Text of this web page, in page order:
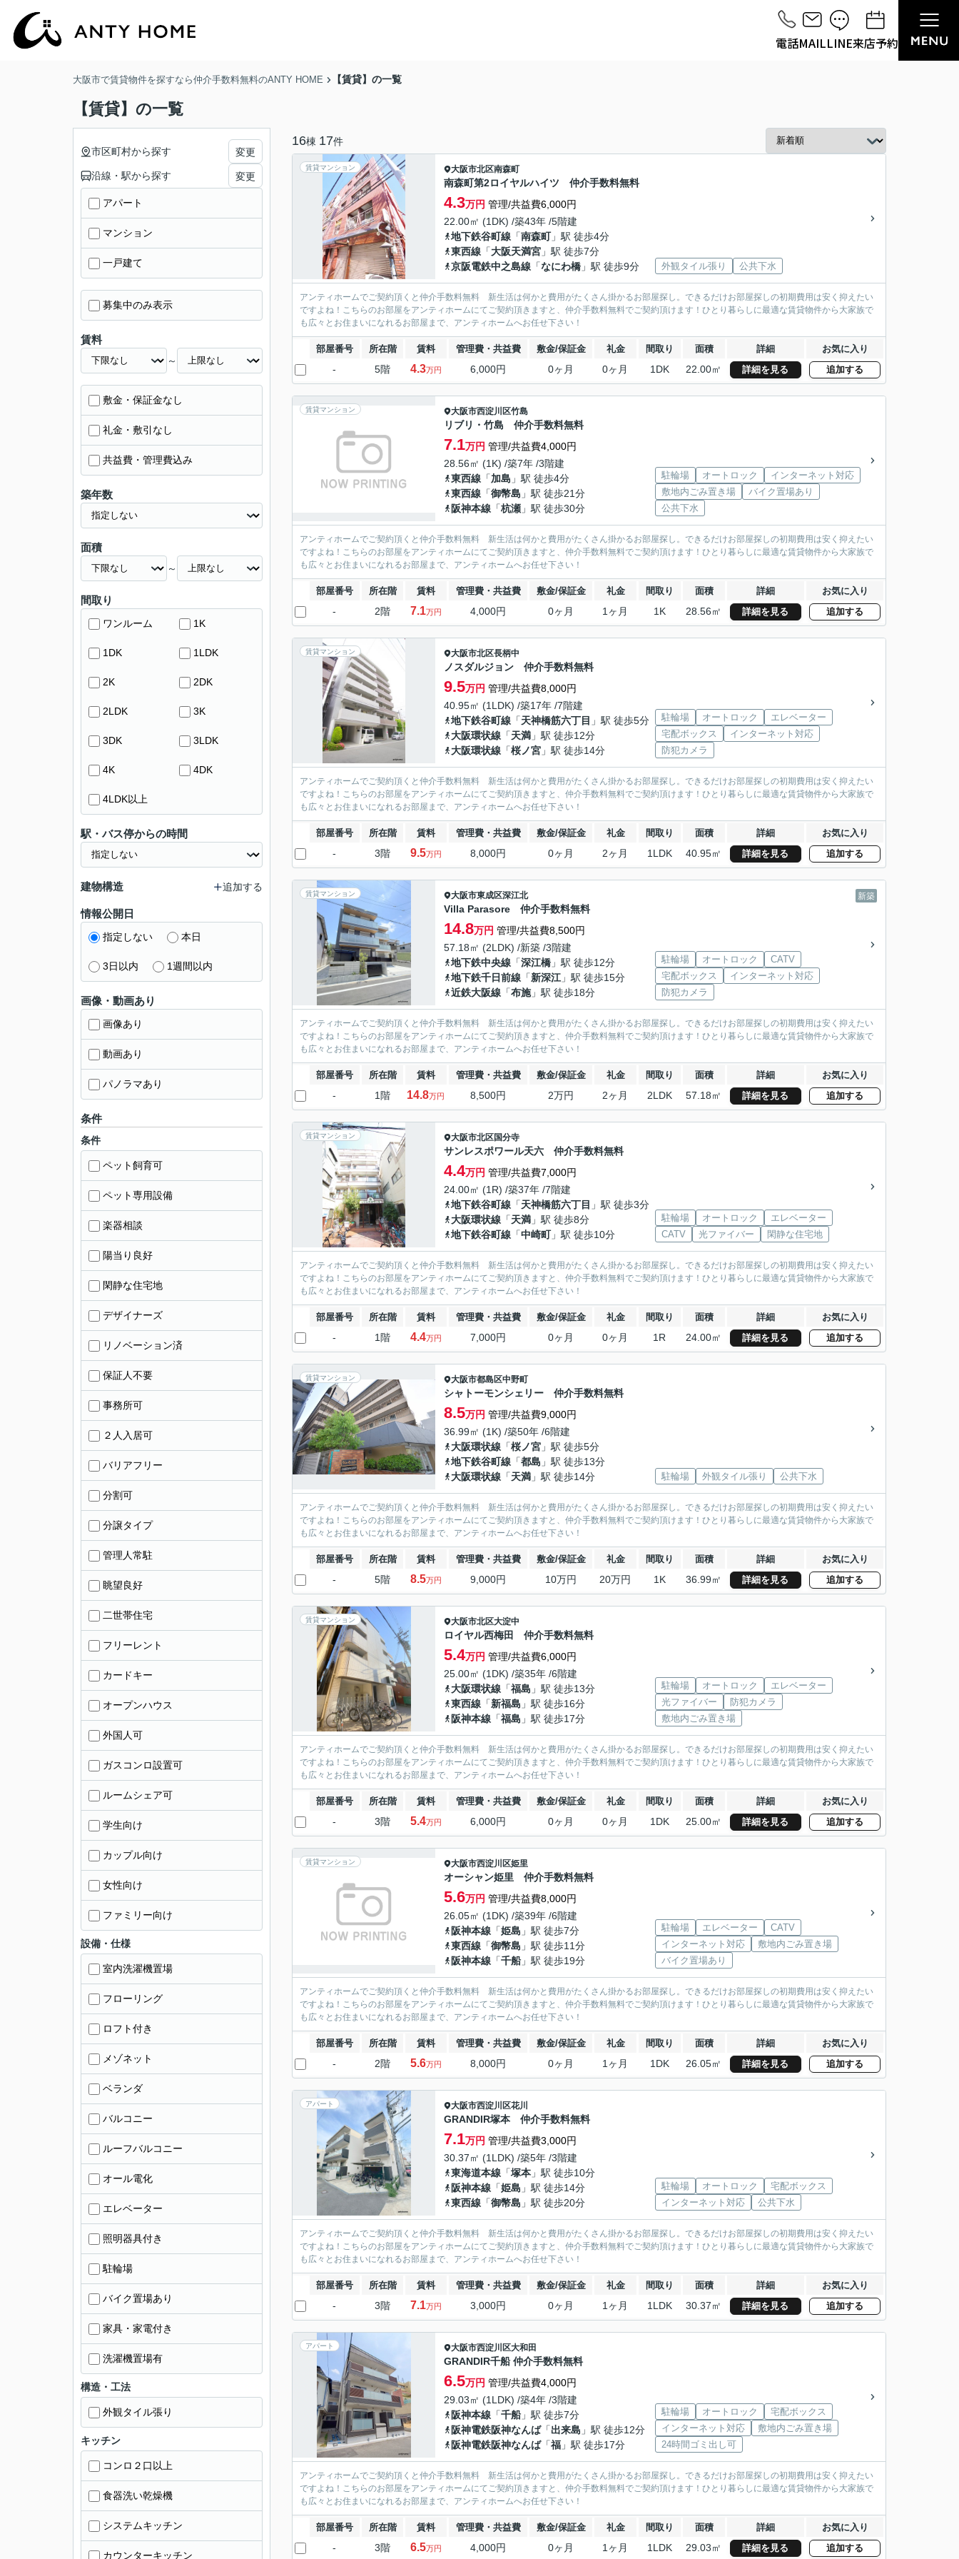
電話MAILLINE来店予約
大阪市で賃貸物件を探すなら仲介手数料無料のANTY HOME 【賃貸】の一覧
【賃貸】の一覧
16棟 17件
賃貸マンション 大阪市北区南森町
南森町第2ロイヤルハイツ 仲介手数料無料
4.3万円 管理/共益費6,000円
22.00㎡ (1DK) /築43年 /5階建
地下鉄谷町線 「南森町」駅 徒歩4分
東西線 「大阪天満宮 」駅 徒歩7分
京阪電鉄中之島線 「なにわ橋 」駅 徒歩9分 外観タイル張り 公共下水
アンティホームでご契約頂くと仲介手数料無料 新生活は何かと費用がたくさん掛かるお部屋探し。できるだけお部屋探しの初期費用は安く抑えたい
ですよね！こちらのお部屋をアンティホームにてご契約頂きますと、仲介手数料無料でご契約頂けます！ひとり暮らしに最適な賃貸物件から大家族で
も広々とお住まいになれるお部屋まで、アンティホームへお任せ下さい！
部屋番号 所在階 賃料 管理費・共益費 敷金/保証金 礼金 間取り 面積 詳細 お気に入り
- 5階 4.3万円 6,000円 0ヶ月 0ヶ月 1DK 22.00㎡ 詳細を見る 追加する
賃貸マンション 大阪市西淀川区竹島
リブリ・竹島 仲介手数料無料
7.1万円 管理/共益費4,000円
28.56㎡ (1K) /築7年 /3階建
東西線 「加島 」駅 徒歩4分
東西線 「御幣島 」駅 徒歩21分
阪神本線 「杭瀬 」駅 徒歩30分
駐輪場 オートロック
インターネット対応
敷地内ごみ置き場
バイク置場あり
公共下水
アンティホームでご契約頂くと仲介手数料無料 新生活は何かと費用がたくさん掛かるお部屋探し。できるだけお部屋探しの初期費用は安く抑えたい
ですよね！こちらのお部屋をアンティホームにてご契約頂きますと、仲介手数料無料でご契約頂けます！ひとり暮らしに最適な賃貸物件から大家族で
も広々とお住まいになれるお部屋まで、アンティホームへお任せ下さい！
部屋番号 所在階 賃料 管理費・共益費 敷金/保証金 礼金 間取り 面積 詳細 お気に入り
- 2階 7.1万円 4,000円 0ヶ月 1ヶ月 1K 28.56㎡ 詳細を見る 追加する
賃貸マンション 大阪市北区長柄中
ノスダルジョン 仲介手数料無料
9.5万円 管理/共益費8,000円
40.95㎡ (1LDK) /築17年 /7階建
地下鉄谷町線 「天神橋筋六丁目 」駅 徒歩5分
大阪環状線 「天満 」駅 徒歩12分
大阪環状線 「桜ノ宮 」駅 徒歩14分
駐輪場 オートロック
エレベーター
宅配ボックス
インターネット対応
防犯カメラ
アンティホームでご契約頂くと仲介手数料無料 新生活は何かと費用がたくさん掛かるお部屋探し。できるだけお部屋探しの初期費用は安く抑えたい
ですよね！こちらのお部屋をアンティホームにてご契約頂きますと、仲介手数料無料でご契約頂けます！ひとり暮らしに最適な賃貸物件から大家族で
も広々とお住まいになれるお部屋まで、アンティホームへお任せ下さい！
部屋番号 所在階 賃料 管理費・共益費 敷金/保証金 礼金 間取り 面積 詳細 お気に入り
- 3階 9.5万円 8,000円 0ヶ月 2ヶ月 1LDK 40.95㎡ 詳細を見る 追加する
賃貸マンション 新築
大阪市東成区深江北
Villa Parasore 仲介手数料無料
14.8万円 管理/共益費8,500円
57.18㎡ (2LDK) /新築 /3階建
地下鉄中央線 「深江橋 」駅 徒歩12分
地下鉄千日前線 「新深江 」駅 徒歩15分
近鉄大阪線 「布施」駅 徒歩18分
駐輪場 オートロック
CATV
宅配ボックス
インターネット対応
防犯カメラ
アンティホームでご契約頂くと仲介手数料無料 新生活は何かと費用がたくさん掛かるお部屋探し。できるだけお部屋探しの初期費用は安く抑えたい
ですよね！こちらのお部屋をアンティホームにてご契約頂きますと、仲介手数料無料でご契約頂けます！ひとり暮らしに最適な賃貸物件から大家族で
も広々とお住まいになれるお部屋まで、アンティホームへお任せ下さい！
部屋番号 所在階 賃料 管理費・共益費 敷金/保証金 礼金 間取り 面積 詳細 お気に入り
- 1階 14.8万円 8,500円 2万円 2ヶ月 2LDK 57.18㎡ 詳細を見る 追加する
賃貸マンション 大阪市北区国分寺
サンレスポワール天六 仲介手数料無料
4.4万円 管理/共益費7,000円
24.00㎡ (1R) /築37年 /7階建
地下鉄谷町線 「天神橋筋六丁目 」駅 徒歩3分
大阪環状線 「天満 」駅 徒歩8分
地下鉄谷町線 「中崎町」駅 徒歩10分
駐輪場 オートロック
エレベーター
CATV
光ファイバー 閑静な住宅地
アンティホームでご契約頂くと仲介手数料無料 新生活は何かと費用がたくさん掛かるお部屋探し。できるだけお部屋探しの初期費用は安く抑えたい
ですよね！こちらのお部屋をアンティホームにてご契約頂きますと、仲介手数料無料でご契約頂けます！ひとり暮らしに最適な賃貸物件から大家族で
も広々とお住まいになれるお部屋まで、アンティホームへお任せ下さい！
部屋番号 所在階 賃料 管理費・共益費 敷金/保証金 礼金 間取り 面積 詳細 お気に入り
- 1階 4.4万円 7,000円 0ヶ月 0ヶ月 1R 24.00㎡ 詳細を見る 追加する
賃貸マンション 大阪市都島区中野町
シャトーモンシェリー 仲介手数料無料
8.5万円 管理/共益費9,000円
36.99㎡ (1K) /築50年 /6階建
大阪環状線 「桜ノ宮 」駅 徒歩5分
地下鉄谷町線 「都島 」駅 徒歩13分
大阪環状線 「天満 」駅 徒歩14分 駐輪場 外観タイル張り 公共下水
アンティホームでご契約頂くと仲介手数料無料 新生活は何かと費用がたくさん掛かるお部屋探し。できるだけお部屋探しの初期費用は安く抑えたい
ですよね！こちらのお部屋をアンティホームにてご契約頂きますと、仲介手数料無料でご契約頂けます！ひとり暮らしに最適な賃貸物件から大家族で
も広々とお住まいになれるお部屋まで、アンティホームへお任せ下さい！
部屋番号 所在階 賃料 管理費・共益費 敷金/保証金 礼金 間取り 面積 詳細 お気に入り
- 5階 8.5万円 9,000円 10万円 20万円 1K 36.99㎡ 詳細を見る 追加する
賃貸マンション 大阪市北区大淀中
ロイヤル西梅田 仲介手数料無料
5.4万円 管理/共益費6,000円
25.00㎡ (1DK) /築35年 /6階建
大阪環状線 「福島 」駅 徒歩13分
東西線 「新福島 」駅 徒歩16分
阪神本線 「福島 」駅 徒歩17分
駐輪場 オートロック
エレベーター
光ファイバー
防犯カメラ
敷地内ごみ置き場
アンティホームでご契約頂くと仲介手数料無料 新生活は何かと費用がたくさん掛かるお部屋探し。できるだけお部屋探しの初期費用は安く抑えたい
ですよね！こちらのお部屋をアンティホームにてご契約頂きますと、仲介手数料無料でご契約頂けます！ひとり暮らしに最適な賃貸物件から大家族で
も広々とお住まいになれるお部屋まで、アンティホームへお任せ下さい！
部屋番号 所在階 賃料 管理費・共益費 敷金/保証金 礼金 間取り 面積 詳細 お気に入り
- 3階 5.4万円 6,000円 0ヶ月 0ヶ月 1DK 25.00㎡ 詳細を見る 追加する
賃貸マンション 大阪市西淀川区姫里
オーシャン姫里 仲介手数料無料
5.6万円 管理/共益費8,000円
26.05㎡ (1DK) /築39年 /6階建
阪神本線 「姫島 」駅 徒歩7分
東西線 「御幣島 」駅 徒歩11分
阪神本線 「千船」駅 徒歩19分
駐輪場 エレベーター
CATV
インターネット対応
敷地内ごみ置き場
バイク置場あり
アンティホームでご契約頂くと仲介手数料無料 新生活は何かと費用がたくさん掛かるお部屋探し。できるだけお部屋探しの初期費用は安く抑えたい
ですよね！こちらのお部屋をアンティホームにてご契約頂きますと、仲介手数料無料でご契約頂けます！ひとり暮らしに最適な賃貸物件から大家族で
も広々とお住まいになれるお部屋まで、アンティホームへお任せ下さい！
部屋番号 所在階 賃料 管理費・共益費 敷金/保証金 礼金 間取り 面積 詳細 お気に入り
- 2階 5.6万円 8,000円 0ヶ月 1ヶ月 1DK 26.05㎡ 詳細を見る 追加する
アパート 大阪市西淀川区花川
GRANDIR塚本 仲介手数料無料
7.1万円 管理/共益費3,000円
30.37㎡ (1LDK) /築5年 /3階建
東海道本線 「塚本 」駅 徒歩10分
阪神本線 「姫島 」駅 徒歩14分
東西線 「御幣島 」駅 徒歩20分
駐輪場 オートロック
宅配ボックス
インターネット対応
公共下水
アンティホームでご契約頂くと仲介手数料無料 新生活は何かと費用がたくさん掛かるお部屋探し。できるだけお部屋探しの初期費用は安く抑えたい
ですよね！こちらのお部屋をアンティホームにてご契約頂きますと、仲介手数料無料でご契約頂けます！ひとり暮らしに最適な賃貸物件から大家族で
も広々とお住まいになれるお部屋まで、アンティホームへお任せ下さい！
部屋番号 所在階 賃料 管理費・共益費 敷金/保証金 礼金 間取り 面積 詳細 お気に入り
- 3階 7.1万円 3,000円 0ヶ月 1ヶ月 1LDK 30.37㎡ 詳細を見る 追加する
アパート 大阪市西淀川区大和田
GRANDIR千船 仲介手数料無料
6.5万円 管理/共益費4,000円
29.03㎡ (1LDK) /築4年 /3階建
阪神本線 「千船」駅 徒歩7分
阪神電鉄阪神なんば「出来島 」駅 徒歩12分
阪神電鉄阪神なんば「福 」駅 徒歩17分
駐輪場 オートロック
宅配ボックス
インターネット対応
敷地内ごみ置き場
24時間ゴミ出し可
アンティホームでご契約頂くと仲介手数料無料 新生活は何かと費用がたくさん掛かるお部屋探し。できるだけお部屋探しの初期費用は安く抑えたい
ですよね！こちらのお部屋をアンティホームにてご契約頂きますと、仲介手数料無料でご契約頂けます！ひとり暮らしに最適な賃貸物件から大家族で
も広々とお住まいになれるお部屋まで、アンティホームへお任せ下さい！
部屋番号 所在階 賃料 管理費・共益費 敷金/保証金 礼金 間取り 面積 詳細 お気に入り
- 3階 6.5万円 4,000円 0ヶ月 1ヶ月 1LDK 29.03㎡ 詳細を見る 追加する
市区町村から探す 変更
沿線・駅から探す 変更
アパート
マンション
一戸建て
募集中のみ表示
賃料
～
敷金・保証金なし
礼金・敷引なし
共益費・管理費込み
築年数
面積
～
間取り
ワンルーム 1K
1DK 1LDK
2K 2DK
2LDK 3K
3DK 3LDK
4K 4DK
4LDK以上
駅・バス停からの時間
建物構造 追加する
情報公開日
指定しない 本日
3日以内 1週間以内
画像・動画あり
画像あり
動画あり
パノラマあり
条件
条件
ペット飼育可
ペット専用設備
楽器相談
陽当り良好
閑静な住宅地
デザイナーズ
リノベーション済
保証人不要
事務所可
２人入居可
バリアフリー
分割可
分譲タイプ
管理人常駐
眺望良好
二世帯住宅
フリーレント
カードキー
オープンハウス
外国人可
ガスコンロ設置可
ルームシェア可
学生向け
カップル向け
女性向け
ファミリー向け
設備・仕様
室内洗濯機置場
フローリング
ロフト付き
メゾネット
ベランダ
バルコニー
ルーフバルコニー
オール電化
エレベーター
照明器具付き
駐輪場
バイク置場あり
家具・家電付き
洗濯機置場有
構造・工法
外観タイル張り
キッチン
コンロ２口以上
食器洗い乾燥機
システムキッチン
カウンターキッチン